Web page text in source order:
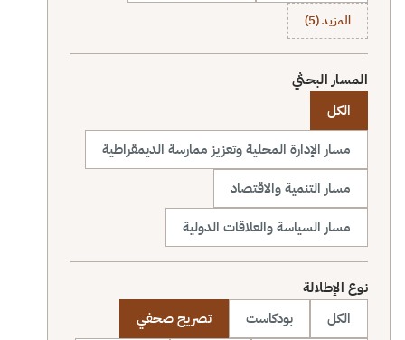
المزيد (5)
المسار البحثي
الكل
مسار الإدارة المحلية وتعزيز ممارسة الديمقراطية
مسار التنمية والاقتصاد
مسار السياسة والعلاقات الدولية
نوع الإطلالة
الكل
بودكاست
تصريح صحفي